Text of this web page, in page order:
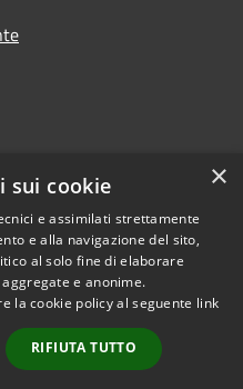
Copyright © 2026 • Città di
Cornate d'Adda • Powered by
Municipium•
Accesso
redazione
×
sui cookie
e assimilati strettamente
e alla navigazione del sito,
al solo fine di elaborare
e anonime.
la cookie policy al seguente link
RIFIUTA TUTTO